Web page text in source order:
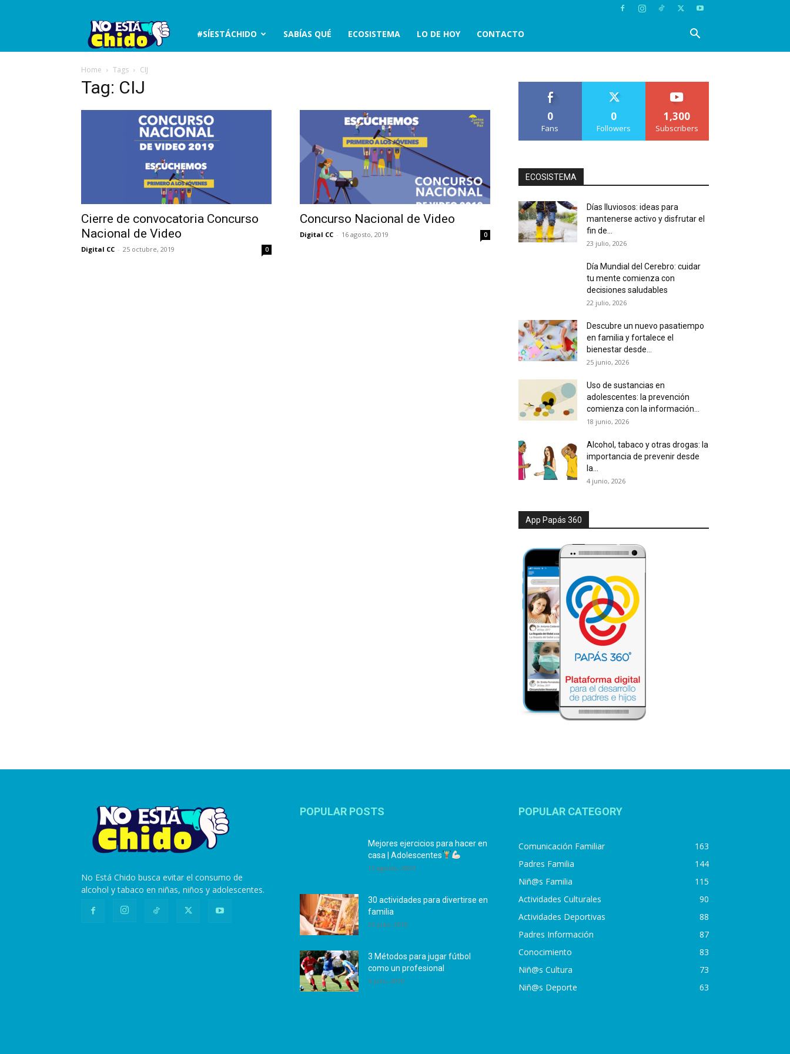
No#SÍESTÁCHIDO SABÍAS QUÉ ECOSISTEMA LO DE HOY CONTACTO
Home Tags CIJ
Tag: CIJ
Cierre de convocatoria Concurso
Nacional de Video
Digital CC - 25 octubre, 2019 0
Concurso Nacional de Video
Digital CC - 16 agosto, 2019 0
0
Fans
0
Followers
1,300
Subscribers
ECOSISTEMA
Días lluviosos: ideas para
mantenerse activo y disfrutar el
fin de...
23 julio, 2026
Día Mundial del Cerebro: cuidar
tu mente comienza con
decisiones saludables
22 julio, 2026
Descubre un nuevo pasatiempo
en familia y fortalece el
bienestar desde...
25 junio, 2026
Uso de sustancias en
adolescentes: la prevención
comienza con la información...
18 junio, 2026
Alcohol, tabaco y otras drogas: la
importancia de prevenir desde
la...
4 junio, 2026
App Papás 360
No Está Chido busca evitar el consumo de
alcohol y tabaco en niñas, niños y adolescentes.
POPULAR POSTS
Mejores ejercicios para hacer en
casa | Adolescentes
12 agosto, 2024
30 actividades para divertirse en
familia
25 julio, 2019
3 Métodos para jugar fútbol
como un profesional
4 julio, 2019
POPULAR CATEGORY
Comunicación Familiar
163
Padres Familia
144
Niñ@s Familia
115
Actividades Culturales
90
Actividades Deportivas
88
Padres Información
87
Conocimiento
83
Niñ@s Cultura
73
Niñ@s Deporte
63